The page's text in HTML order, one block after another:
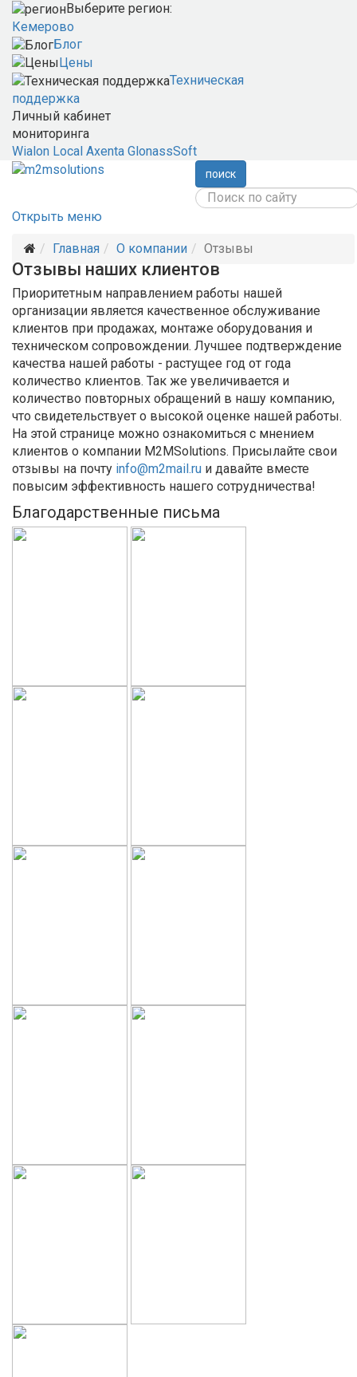
Выберите регион:
Кемерово
Блог
Цены
Техническая
поддержка
Личный кабинет
мониторинга
Wialon Local Axenta GlonassSoft
поиск
Открыть меню
Главная О компании Отзывы
Отзывы наших клиентов
Приоритетным направлением работы нашей
организации является качественное обслуживание
клиентов при продажах, монтаже оборудования и
техническом сопровождении. Лучшее подтверждение
качества нашей работы - растущее год от года
количество клиентов. Так же увеличивается и
количество повторных обращений в нашу компанию,
что свидетельствует о высокой оценке нашей работы.
На этой странице можно ознакомиться с мнением
клиентов о компании M2MSolutions. Присылайте свои
отзывы на почту info@m2mail.ru и давайте вместе
повысим эффективность нашего сотрудничества!
Благодарственные письма